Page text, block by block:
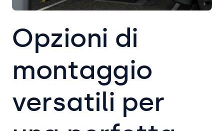
Opzioni di
montaggio
versatili per